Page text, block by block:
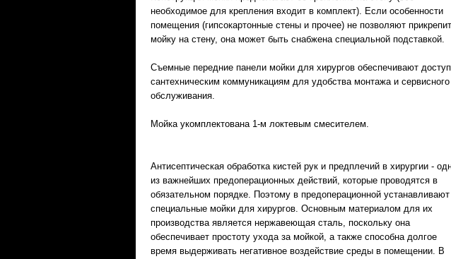
необходимое для крепления входит в комплект). Если особенности
помещения (гипсокартонные стены и прочее) не позволяют
мойку на стену, она может быть снабжена специальной подставкой.
Съемные передние панели мойки для хирургов обеспечивают
сантехническим коммуникациям для удобства монтажа и сервисного
обслуживания.
Мойка укомплектована 1-м локтевым смесителем.
Антисептическая обработка кистей рук и предплечий в хирургии -
из важнейших предоперационных действий, которые проводятся в
обязательном порядке. Поэтому в предоперационной устанавливают
специальные мойки для хирургов. Основным материалом для их
производства является нержавеющая сталь, поскольку она
обеспечивает простоту ухода за мойкой, а также способна долгое
время выдерживать негативное воздействие среды в помещении. В